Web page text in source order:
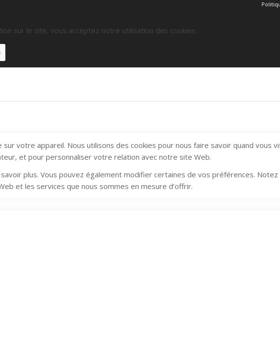
sur le site, vous acceptez notre utilisation des cookies.
votre appareil. Nous utilisons des cookies pour nous faire savoir quand vous
et pour personnaliser votre relation avec notre site Web.
plus. Vous pouvez également modifier certaines de vos préférences.
et les services que nous sommes en mesure d’offrir.